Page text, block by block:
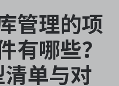
管理的项
有哪些？
单与对